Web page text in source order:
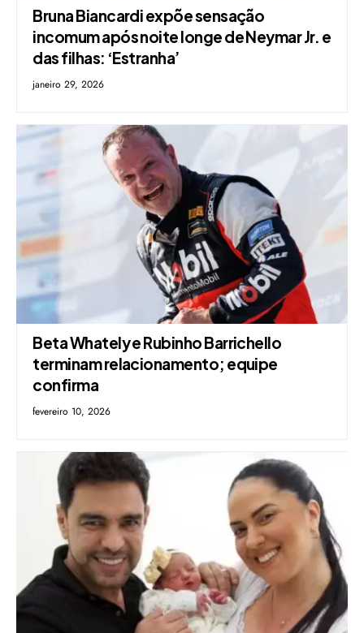
Bruna Biancardi expõe sensação
incomum após noite longe de Neymar Jr. e
das filhas: ‘Estranha’
janeiro 29, 2026
Beta Whately e Rubinho Barrichello
terminam relacionamento; equipe
confirma
fevereiro 10, 2026